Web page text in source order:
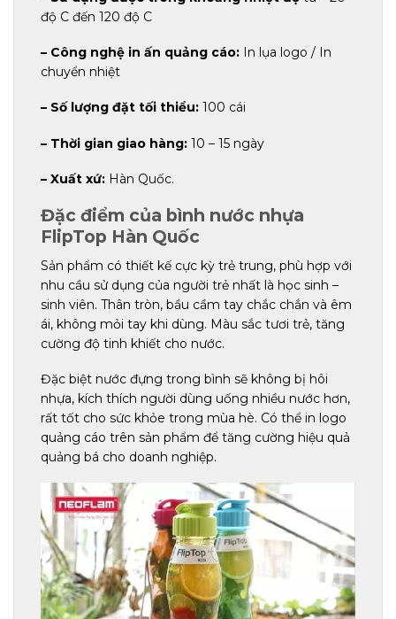
độ C đến 120 độ C
– Công nghệ in ấn quảng cáo: In lụa logo / In
chuyển nhiệt
– Số lượng đặt tối thiểu: 100 cái
– Thời gian giao hàng: 10 – 15 ngày
– Xuất xứ: Hàn Quốc.
Đặc điểm của bình nước nhựa
FlipTop Hàn Quốc
Sản phẩm có thiết kế cực kỳ trẻ trung, phù hợp với
nhu cầu sử dụng của người trẻ nhất là học sinh –
sinh viên. Thân tròn, bầu cầm tay chắc chắn và êm
ái, không mỏi tay khi dùng. Màu sắc tươi trẻ, tăng
cường độ tinh khiết cho nước.
Đặc biệt nước đựng trong bình sẽ không bị hôi
nhựa, kích thích người dùng uống nhiều nước hơn,
rất tốt cho sức khỏe trong mùa hè. Có thể in logo
quảng cáo trên sản phẩm để tăng cường hiệu quả
quảng bá cho doanh nghiệp.